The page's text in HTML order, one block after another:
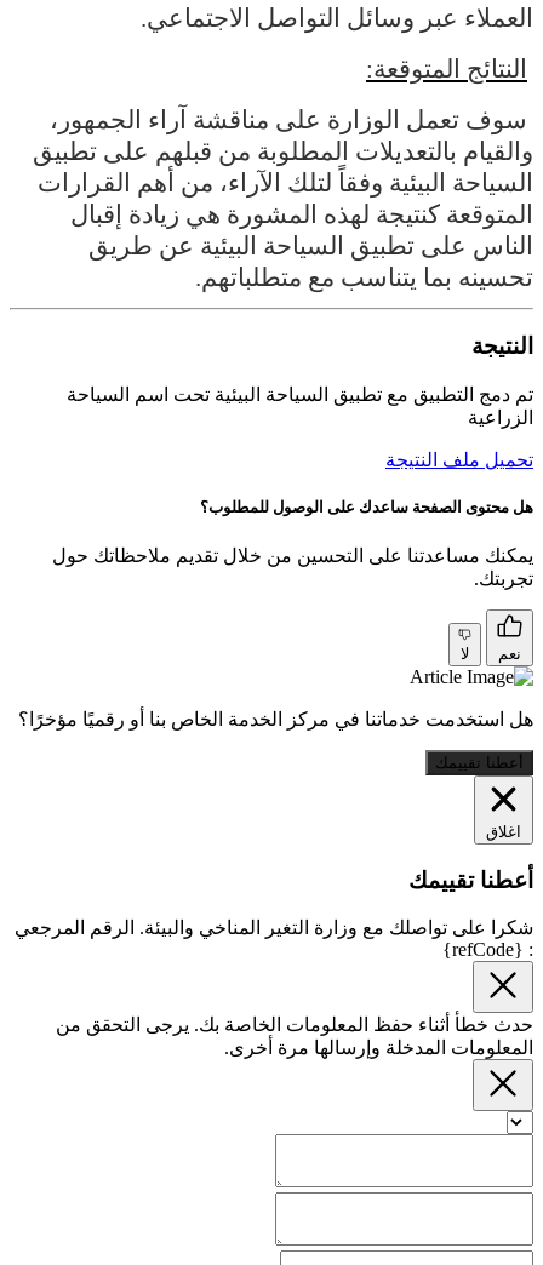
العملاء عبر وسائل التواصل الاجتماعي.
النتائج المتوقعة:
سوف تعمل الوزارة على مناقشة آراء الجمهور،
والقيام بالتعديلات المطلوبة من قبلهم على تطبيق
السياحة البيئية وفقاً لتلك الآراء، من أهم القرارات
المتوقعة كنتيجة لهذه المشورة هي زيادة إقبال
الناس على تطبيق السياحة البيئية عن طريق
تحسينه بما يتناسب مع متطلباتهم.
النتيجة
تم دمج التطبيق مع تطبيق السياحة البيئية تحت اسم السياحة
الزراعية
تحميل ملف النتيجة
هل محتوى الصفحة ساعدك على الوصول للمطلوب؟
يمكنك مساعدتنا على التحسين من خلال تقديم ملاحظاتك حول
تجربتك.
نعم لا
هل استخدمت خدماتنا في مركز الخدمة الخاص بنا أو رقميًا مؤخرًا؟
أعطنا تقييمك
اغلاق
أعطنا تقييمك
شكرا على تواصلك مع وزارة التغير المناخي والبيئة. الرقم المرجعي
: {refCode}
حدث خطأ أثناء حفظ المعلومات الخاصة بك. يرجى التحقق من
المعلومات المدخلة وإرسالها مرة أخرى.